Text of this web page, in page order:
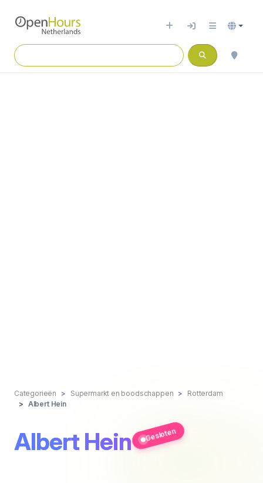
Categorieën Supermarkt en boodschappen
Rotterdam
Albert Hein
Albert Hein Gesloten